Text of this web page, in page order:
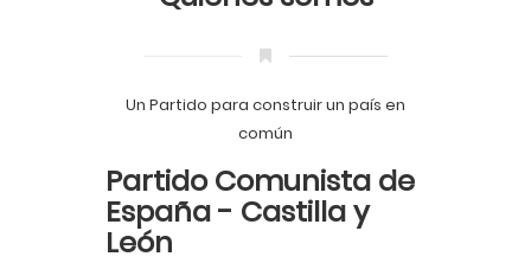
Un Partido para construir un país en
común
Partido Comunista de
España - Castilla y
León